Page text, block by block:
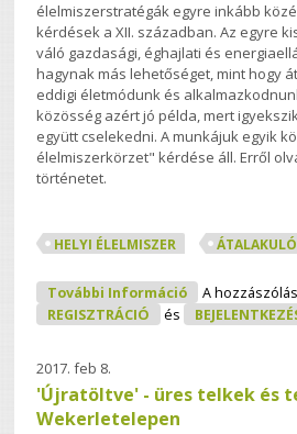
élelmiszerstratégák egyre inkább
kérdések a XII. században. Az egyre
váló gazdasági, éghajlati és
hagynak más lehetőséget, mint hogy
eddigi életmódunk és
közösség azért jó példa, mert
együtt cselekedni. A munkájuk egyik
élelmiszerkörzet" kérdése áll. Erről
történetet.
HELYI ÉLELMISZER
További Információ A Nagy
Tartalommal
A
REGISZTRÁCIÓ
és
2017. feb 8.
'Újratöltve' - üres telkek és
Wekerletelepen